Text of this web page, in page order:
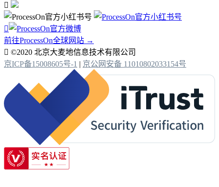


前往ProcessOn全球网站 →
 ©2020 北京大麦地信息技术有限公司
京ICP备15008605号-1 | 京公网安备 11010802033154号